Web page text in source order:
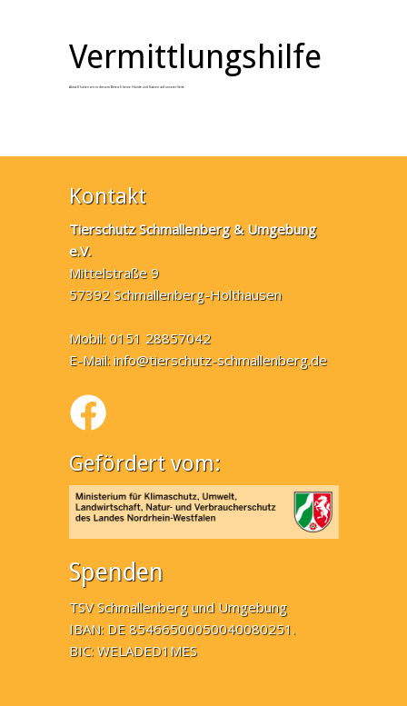
Vermittlungshilfe
Aktuell haben wir in diesem Bereich keine Hunde und Katzen auf unserer Seite.
Kontakt
Tierschutz Schmallenberg & Umgebung
e.V.
Mittelstraße 9
57392 Schmallenberg-Holthausen
Mobil: 0151 28857042
E-Mail:info@tierschutz-schmallenberg.de
Gefördert vom:
Spenden
TSV Schmallenberg und Umgebung
IBAN: DE 85466500050040080251.
BIC: WELADED1MES